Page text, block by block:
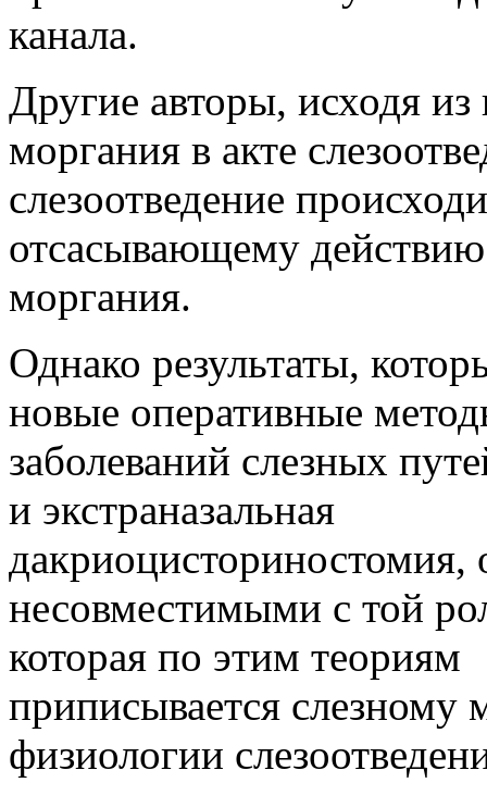
канала.
Другие авторы, исходя
моргания в акте
слезоотведение
отсасывающему
моргания.
Однако результаты,
новые оперативные
заболеваний слезных
и экстраназальная
дакриоцисториностомия,
несовместимыми с той
которая по этим теориям
приписывается слезному
физиологии